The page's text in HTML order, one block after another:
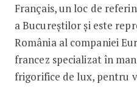
Français, un loc de
a Bucureștilor și este
România al companiei
francez specializat în
frigorifice de lux, pentru